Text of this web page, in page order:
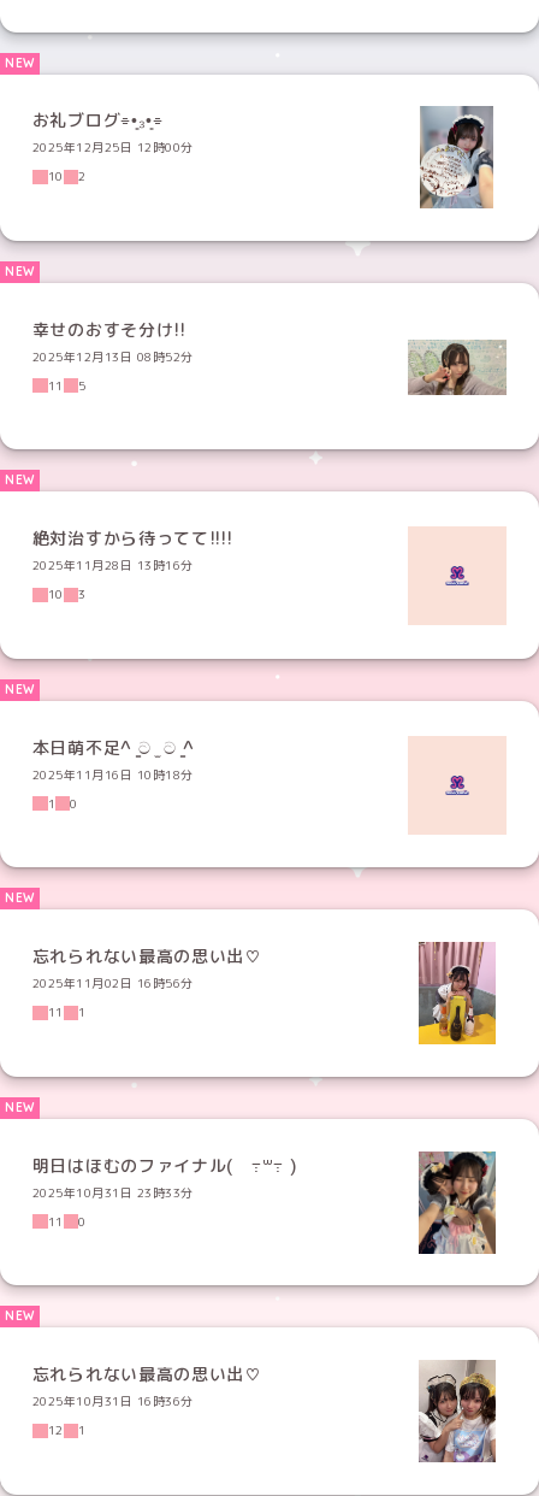
お礼ブログ⌯•͈₃•͈⌯
2025年12月25日 12時00分
10
2
幸せのおすそ分け!!
2025年12月13日 08時52分
11
5
絶対治すから待ってて!!!!
2025年11月28日 13時16分
10
3
本日萌不足^ ̳ට ̫ ට ̳^
2025年11月16日 10時18分
1
0
忘れられない最高の思い出♡
2025年11月02日 16時56分
11
1
明日はほむのファイナル( ߹꒳​߹ )
2025年10月31日 23時33分
11
0
忘れられない最高の思い出♡
2025年10月31日 16時36分
12
1